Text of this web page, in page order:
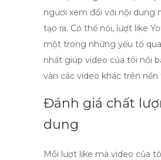
người xem đối với nội dung
tạo ra. Có thể nói, lượt like
một trong những yếu tố
nhất giúp video của tôi nổi
vàn các video khác trên nền
Đánh giá chất
dung
Mỗi lượt like mà video của